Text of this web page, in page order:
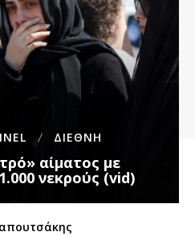
ΔΙΕΘΝΉ
αίματος με
νεκρούς (vid)